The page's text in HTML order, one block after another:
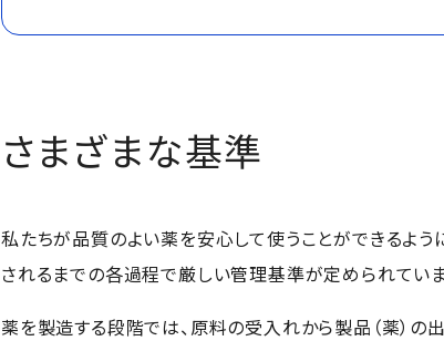
さまざまな基準
私たちが品質のよい薬を安心して使うことができるよ
されるまでの各過程で厳しい管理基準が定められていま
薬を製造する段階では、原料の受入れから製品（薬）